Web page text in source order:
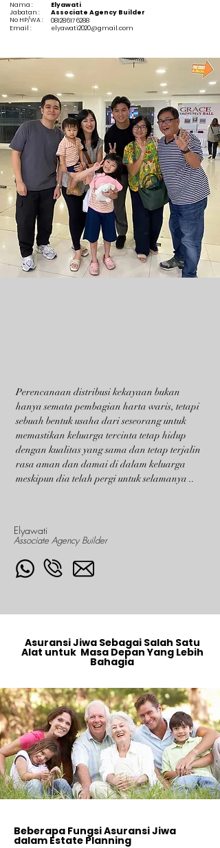
Nama :
Elyawati
Jabatan :
Associate Agency Builder
No HP/WA :
081286176288
Email :
elyawati2020@gmail.com
Perencanaan distribusi kekayaan bukan
hanya semata pembagian harta waris, tetapi
sebuah bentuk usaha dari seseorang untuk
memastikan keluarga tercinta tetap hidup
dengan kualitas yang sama dan tetap terjalin
rasa aman dan damai di dalam keluarga
meskipun dia telah pergi untuk selamanya ..
Elyawati
Associate Agency Builder
Asuransi Jiwa Sebagai Salah Satu
Alat untuk Masa Depan Yang Lebih
Bahagia
Beberapa Fungsi Asuransi Jiwa
dalam Estate Planning